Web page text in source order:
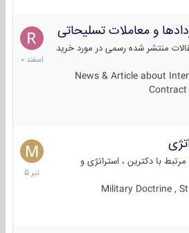
و معاملات تسلیحاتی
منتشر شده رسمی در مورد خرید
News & Article about
7
اسفند
1400
با دکترین ، استراتژی و
Military Doctrine ,
27
تیر
1405